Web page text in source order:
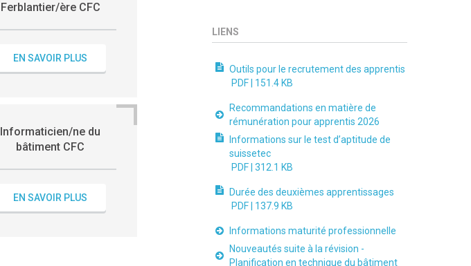
Ferblantier/ère CFC
EN SAVOIR PLUS
Informaticien/ne du
bâtiment CFC
EN SAVOIR PLUS
LIENS
Outils pour le recrutement des apprentis
PDF | 151.4 KB
Recommandations en matière de
rémunération pour apprentis 2026
Informations sur le test d’aptitude de
suissetec
PDF | 312.1 KB
Durée des deuxièmes apprentissages
PDF | 137.9 KB
Informations maturité professionnelle
Nouveautés suite à la révision -
Planification en technique du bâtiment